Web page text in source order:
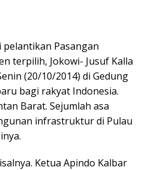
pelantikan Pasangan
terpilih, Jokowi- Jusuf Kalla
(20/10/2014) di Gedung
bagi rakyat Indonesia.
Barat. Sejumlah asa
infrastruktur di Pulau
Ketua Apindo Kalbar